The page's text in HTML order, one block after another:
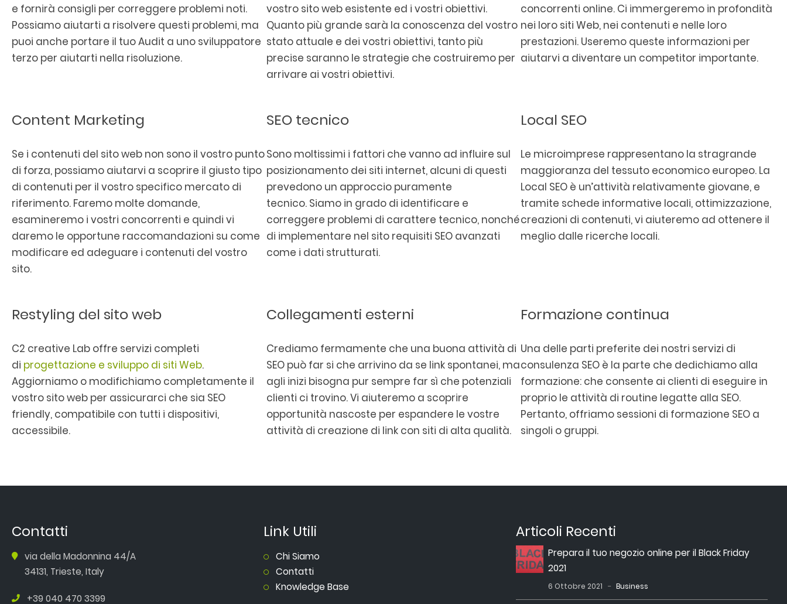
e fornirà consigli per correggere problemi noti.
Possiamo aiutarti a risolvere questi problemi, ma
puoi anche portare il tuo Audit a uno sviluppatore
terzo per aiutarti nella risoluzione.
vostro sito web esistente ed i vostri obiettivi.
Quanto più grande sarà la conoscenza del vostro
stato attuale e dei vostri obiettivi, tanto più
precise saranno le strategie che costruiremo per
arrivare ai vostri obiettivi.
concorrenti online. Ci immergeremo in profondità
nei loro siti Web, nei contenuti e nelle loro
prestazioni. Useremo queste informazioni per
aiutarvi a diventare un competitor importante.
Content Marketing
Se i contenuti del sito web non sono il vostro punto
di forza, possiamo aiutarvi a scoprire il giusto tipo
di contenuti per il vostro specifico mercato di
riferimento. Faremo molte domande,
esamineremo i vostri concorrenti e quindi vi
daremo le opportune raccomandazioni su come
modificare ed adeguare i contenuti del vostro
sito.
SEO tecnico
Sono moltissimi i fattori che vanno ad influire sul
posizionamento dei siti internet, alcuni di questi
prevedono un approccio puramente
tecnico. Siamo in grado di identificare e
correggere problemi di carattere tecnico, nonché
di implementare nel sito requisiti SEO avanzati
come i dati strutturati.
Local SEO
Le microimprese rappresentano la stragrande
maggioranza del tessuto economico europeo. La
Local SEO è un’attività relativamente giovane, e
tramite schede informative locali, ottimizzazione,
creazioni di contenuti, vi aiuteremo ad ottenere il
meglio dalle ricerche locali.
Restyling del sito web
C2 creative Lab offre servizi completi
di progettazione e sviluppo di siti Web.
Aggiorniamo o modifichiamo completamente il
vostro sito web per assicurarci che sia SEO
friendly, compatibile con tutti i dispositivi,
accessibile.
Collegamenti esterni
Crediamo fermamente che una buona attività di
SEO può far si che arrivino da se link spontanei, ma
agli inizi bisogna pur sempre far sì che potenziali
clienti ci trovino. Vi aiuteremo a scoprire
opportunità nascoste per espandere le vostre
attività di creazione di link con siti di alta qualità.
Formazione continua
Una delle parti preferite dei nostri servizi di
consulenza SEO è la parte che dedichiamo alla
formazione: che consente ai clienti di eseguire in
proprio le attività di routine legatte alla SEO.
Pertanto, offriamo sessioni di formazione SEO a
singoli o gruppi.
Contatti
via della Madonnina 44/A
34131, Trieste, Italy
+39 040 470 3399
Link Utili
Chi Siamo
Contatti
Knowledge Base
Articoli Recenti
Prepara il tuo negozio online per il Black Friday
2021
6 Ottobre 2021 Business